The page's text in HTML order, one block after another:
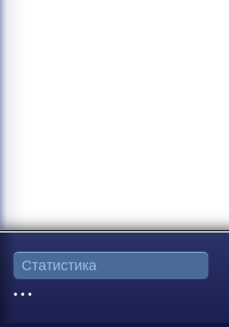
Статистика
• • •